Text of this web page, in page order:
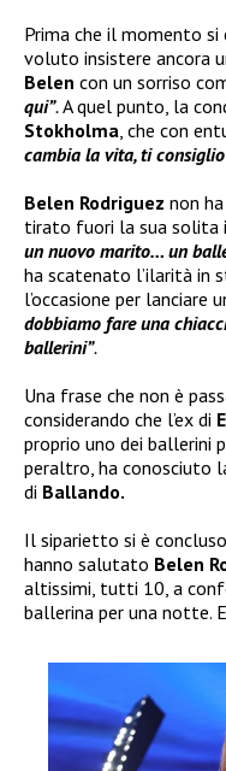
Prima che il momento si
voluto insistere ancora
Belen con un sorriso
qui”.A quel punto, la
Stokholma, che con
cambia la vita, ti
Belen Rodriguez non
tirato fuori la sua solita
un nuovo marito… un
ha scatenato l’ilarità in
l’occasione per lanciare
dobbiamo fare una
ballerini”.
Una frase che non è
considerando che l’ex di
proprio uno dei ballerini
peraltro, ha conosciuto
di Ballando.
Il siparietto si è
hanno salutato Belen
altissimi, tutti 10, a
ballerina per una notte.